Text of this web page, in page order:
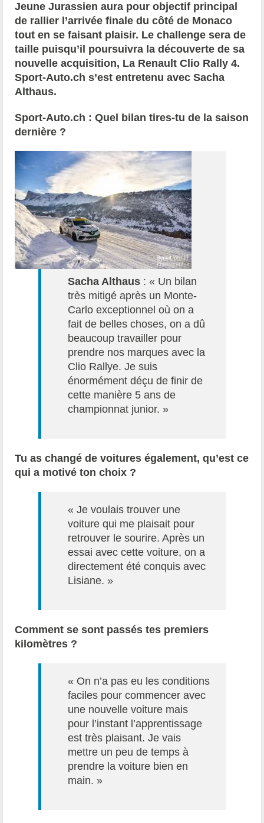
Jeune Jurassien aura pour objectif principal
de rallier l’arrivée finale du côté de Monaco
tout en se faisant plaisir. Le challenge sera de
taille puisqu’il poursuivra la découverte de sa
nouvelle acquisition, La Renault Clio Rally 4.
Sport-Auto.ch s’est entretenu avec Sacha
Althaus.
Sport-Auto.ch : Quel bilan tires-tu de la saison
dernière ?
Sacha Althaus : « Un bilan
très mitigé après un Monte-
Carlo exceptionnel où on a
fait de belles choses, on a dû
beaucoup travailler pour
prendre nos marques avec la
Clio Rallye. Je suis
énormément déçu de finir de
cette manière 5 ans de
championnat junior. »
Tu as changé de voitures également, qu’est ce
qui a motivé ton choix ?
« Je voulais trouver une
voiture qui me plaisait pour
retrouver le sourire. Après un
essai avec cette voiture, on a
directement été conquis avec
Lisiane. »
Comment se sont passés tes premiers
kilomètres ?
« On n’a pas eu les conditions
faciles pour commencer avec
une nouvelle voiture mais
pour l’instant l’apprentissage
est très plaisant. Je vais
mettre un peu de temps à
prendre la voiture bien en
main. »